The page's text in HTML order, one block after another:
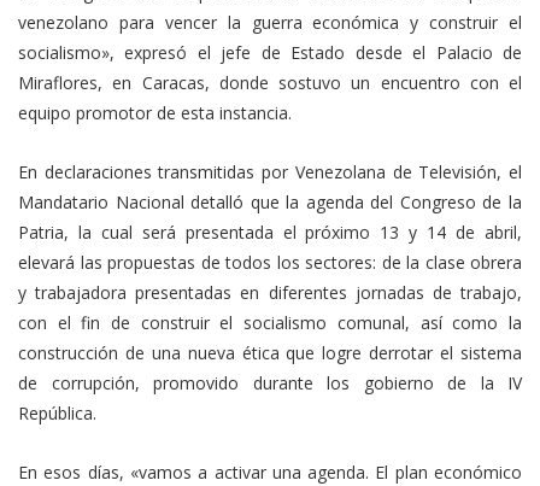
venezolano para vencer la guerra económica y construir el
socialismo», expresó el jefe de Estado desde el Palacio de
Miraflores, en Caracas, donde sostuvo un encuentro con el
equipo promotor de esta instancia.
En declaraciones transmitidas por Venezolana de Televisión, el
Mandatario Nacional detalló que la agenda del Congreso de la
Patria, la cual será presentada el próximo 13 y 14 de abril,
elevará las propuestas de todos los sectores: de la clase obrera
y trabajadora presentadas en diferentes jornadas de trabajo,
con el fin de construir el socialismo comunal, así como la
construcción de una nueva ética que logre derrotar el sistema
de corrupción, promovido durante los gobierno de la IV
República.
En esos días, «vamos a activar una agenda. El plan económico